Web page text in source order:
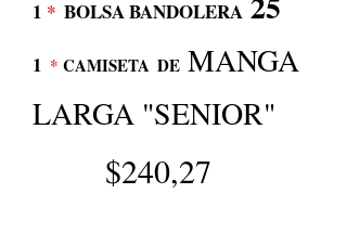
1 * BOLSA BANDOLERA
1 * CAMISETA DE MANGA
LARGA "SENIOR"
$240,27